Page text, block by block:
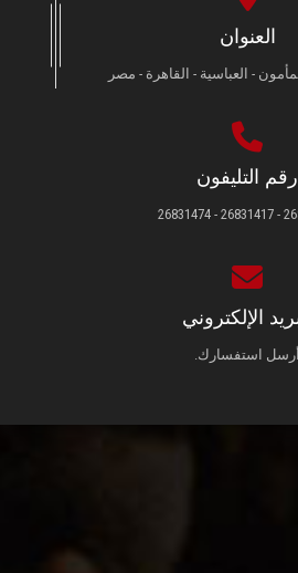
العنوان
- العباسية - القاهرة - مصر
رقم التليفون
الإلكتروني
أرسل استفسارك.